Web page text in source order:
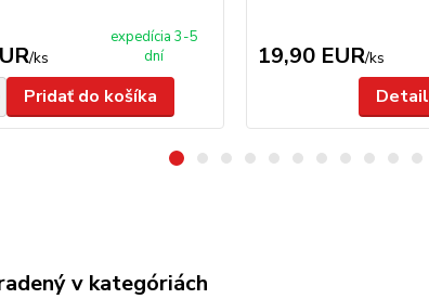
/ks
expedícia 3-5
dní
Pridať do košíka
19,90 EUR/ks
Detail
v kategóriách